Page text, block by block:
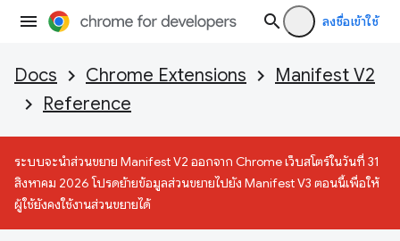
ลงชื่อเข้าใช้
Docs Chrome Extensions
Manifest V2
Reference
ระบบจะนำส่วนขยาย Manifest V2 ออกจาก Chrome เว็บสโตร์ในวันที่ 31
สิงหาคม 2026 โปรดย้ายข้อมูลส่วนขยายไปยัง Manifest V3 ตอนนี้เพื่อให้
ผู้ใช้ยังคงใช้งานส่วนขยายได้